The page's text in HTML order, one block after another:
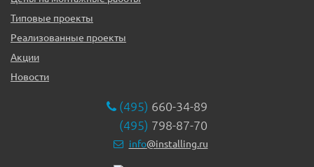
Типовые проекты
Реализованные проекты
Акции
Новости
(495) 660-34-89
(495) 798-87-70
info@installing.ru